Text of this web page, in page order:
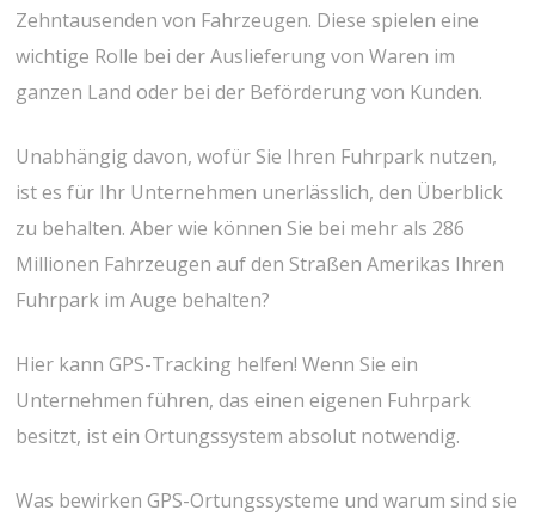
Zehntausenden von Fahrzeugen. Diese spielen eine
wichtige Rolle bei der Auslieferung von Waren im
ganzen Land oder bei der Beförderung von Kunden.
Unabhängig davon, wofür Sie Ihren Fuhrpark nutzen,
ist es für Ihr Unternehmen unerlässlich, den Überblick
zu behalten. Aber wie können Sie bei mehr als 286
Millionen Fahrzeugen auf den Straßen Amerikas Ihren
Fuhrpark im Auge behalten?
Hier kann GPS-Tracking helfen! Wenn Sie ein
Unternehmen führen, das einen eigenen Fuhrpark
besitzt, ist ein Ortungssystem absolut notwendig.
Was bewirken GPS-Ortungssysteme und warum sind sie